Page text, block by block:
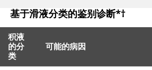
基于滑液分类的鉴别诊断*†
积液
的分
类
可能的病因